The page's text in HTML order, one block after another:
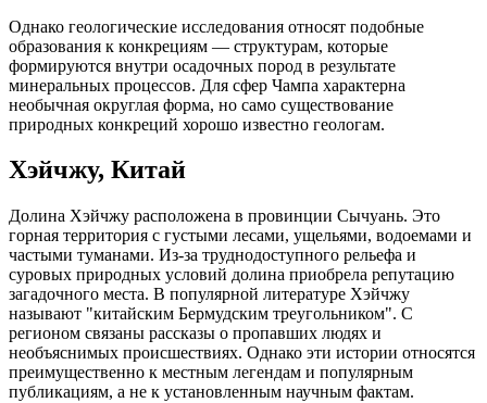
Однако геологические исследования относят подобные
образования к конкрециям — структурам, которые
формируются внутри осадочных пород в результате
минеральных процессов. Для сфер Чампа характерна
необычная округлая форма, но само существование
природных конкреций хорошо известно геологам.
Хэйчжу, Китай
Долина Хэйчжу расположена в провинции Сычуань. Это
горная территория с густыми лесами, ущельями, водоемами и
частыми туманами. Из-за труднодоступного рельефа и
суровых природных условий долина приобрела репутацию
загадочного места. В популярной литературе Хэйчжу
называют "китайским Бермудским треугольником". С
регионом связаны рассказы о пропавших людях и
необъяснимых происшествиях. Однако эти истории относятся
преимущественно к местным легендам и популярным
публикациям, а не к установленным научным фактам.